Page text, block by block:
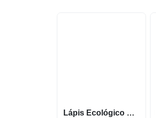
Lápis Ecológico C/ Borracha